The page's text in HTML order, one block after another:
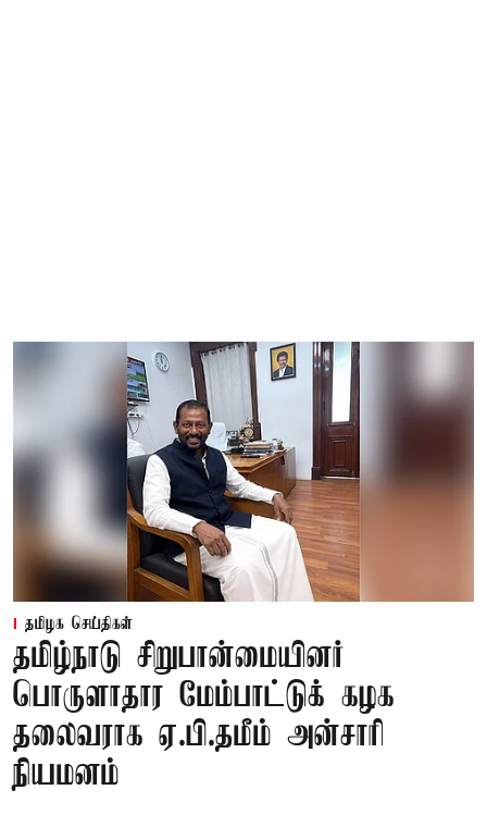
தமிழக செய்திகள்
தமிழ்நாடு சிறுபான்மையினர்
பொருளாதார மேம்பாட்டுக் கழக
தலைவராக ஏ.பி.தமீம் அன்சாரி
நியமனம்